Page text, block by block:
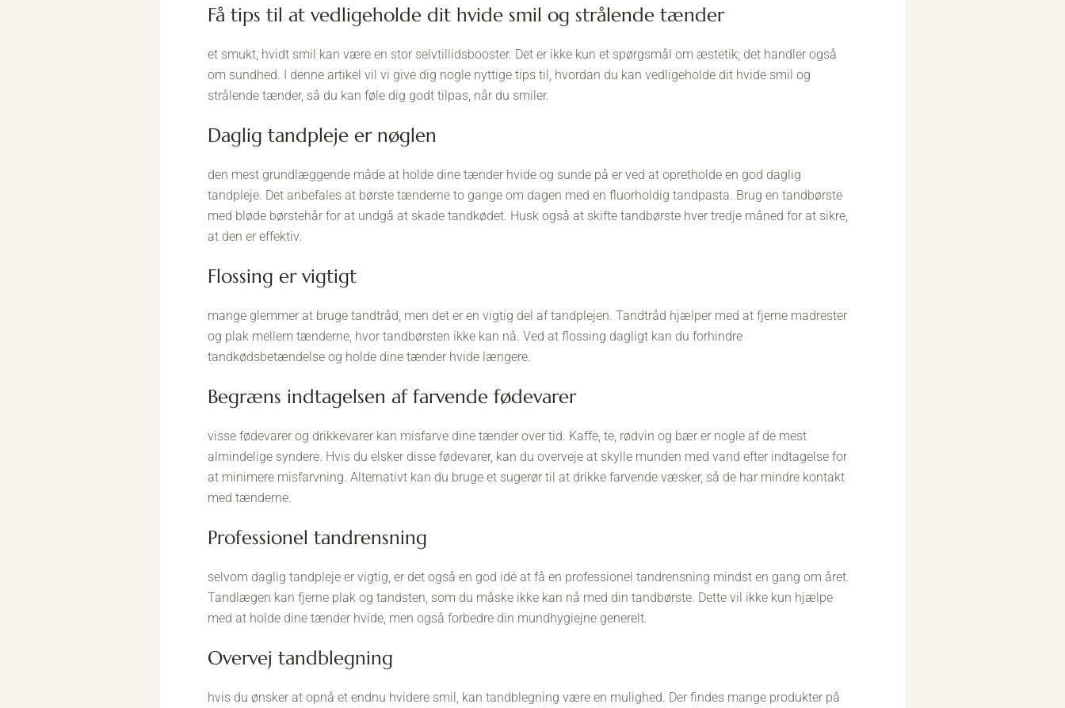
få tips til at vedligeholde dit hvide smil og strålende tænder
et smukt, hvidt smil kan være en stor selvtillidsbooster. Det er ikke kun et spørgsmål om æstetik; det handler også
om sundhed. I denne artikel vil vi give dig nogle nyttige tips til, hvordan du kan vedligeholde dit hvide smil og
strålende tænder, så du kan føle dig godt tilpas, når du smiler.
daglig tandpleje er nøglen
den mest grundlæggende måde at holde dine tænder hvide og sunde på er ved at opretholde en god daglig
tandpleje. Det anbefales at børste tænderne to gange om dagen med en fluorholdig tandpasta. Brug en tandbørste
med bløde børstehår for at undgå at skade tandkødet. Husk også at skifte tandbørste hver tredje måned for at sikre,
at den er effektiv.
flossing er vigtigt
mange glemmer at bruge tandtråd, men det er en vigtig del af tandplejen. Tandtråd hjælper med at fjerne madrester
og plak mellem tænderne, hvor tandbørsten ikke kan nå. Ved at flossing dagligt kan du forhindre
tandkødsbetændelse og holde dine tænder hvide længere.
begræns indtagelsen af farvende fødevarer
visse fødevarer og drikkevarer kan misfarve dine tænder over tid. Kaffe, te, rødvin og bær er nogle af de mest
almindelige syndere. Hvis du elsker disse fødevarer, kan du overveje at skylle munden med vand efter indtagelse for
at minimere misfarvning. Alternativt kan du bruge et sugerør til at drikke farvende væsker, så de har mindre kontakt
med tænderne.
professionel tandrensning
selvom daglig tandpleje er vigtig, er det også en god idé at få en professionel tandrensning mindst en gang om året.
Tandlægen kan fjerne plak og tandsten, som du måske ikke kan nå med din tandbørste. Dette vil ikke kun hjælpe
med at holde dine tænder hvide, men også forbedre din mundhygiejne generelt.
overvej tandblegning
hvis du ønsker at opnå et endnu hvidere smil, kan tandblegning være en mulighed. Der findes mange produkter på